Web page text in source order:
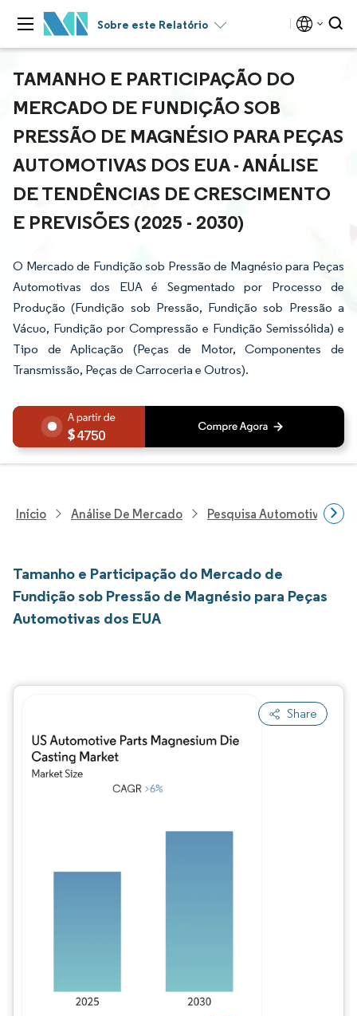
Sobre este Relatório
TAMANHO E PARTICIPAÇÃO DO
MERCADO DE FUNDIÇÃO SOB
PRESSÃO DE MAGNÉSIO PARA PEÇAS
AUTOMOTIVAS DOS EUA - ANÁLISE
DE TENDÊNCIAS DE CRESCIMENTO
E PREVISÕES (2025 - 2030)
O Mercado de Fundição sob Pressão de Magnésio para Peças
Automotivas dos EUA é Segmentado por Processo de
Produção (Fundição sob Pressão, Fundição sob Pressão a
Vácuo, Fundição por Compressão e Fundição Semissólida) e
Tipo de Aplicação (Peças de Motor, Componentes de
Transmissão, Peças de Carroceria e Outros).
4750
Início Análise De Mercado Pesquisa Automotiva
Tamanho e Participação do Mercado de
Fundição sob Pressão de Magnésio para Peças
Automotivas dos EUA
Share